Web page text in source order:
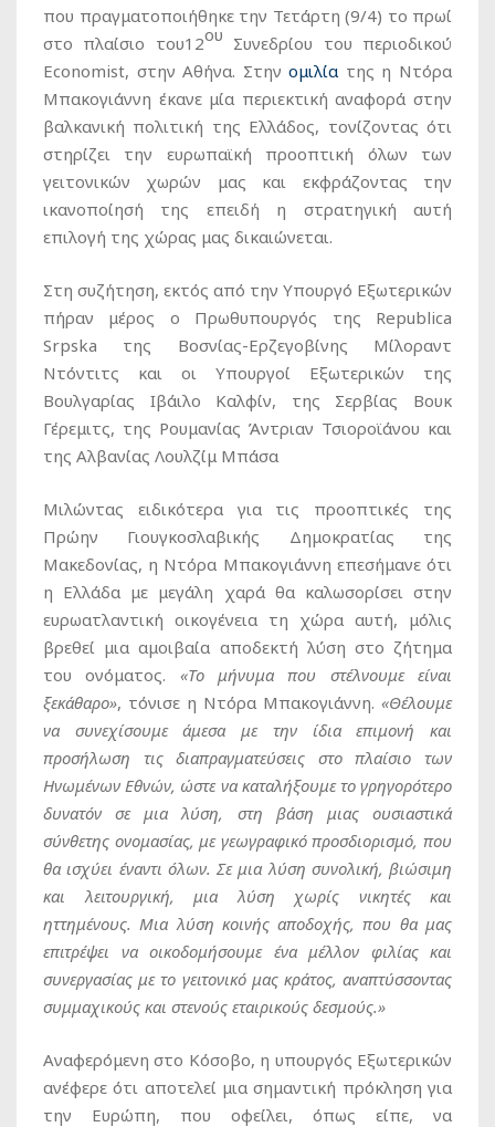
που πραγματοποιήθηκε την Τετάρτη (9/4) το πρωί
στο πλαίσιο του12ου Συνεδρίου του περιοδικού
Economist, στην Αθήνα. Στηνομιλία της η Ντόρα
Μπακογιάννη έκανε μία περιεκτική αναφορά στην
βαλκανική πολιτική της Ελλάδος, τονίζοντας ότι
στηρίζει την ευρωπαϊκή προοπτική όλων των
γειτονικών χωρών μας και εκφράζοντας την
ικανοποίησή της επειδή η στρατηγική αυτή
επιλογή της χώρας μας δικαιώνεται.
Στη συζήτηση, εκτός από την Υπουργό Εξωτερικών
πήραν μέρος ο Πρωθυπουργός της Republica
Srpska της Βοσνίας-Ερζεγοβίνης Μίλοραντ
Ντόντιτς και οι Υπουργοί Εξωτερικών της
Βουλγαρίας Ιβάιλο Καλφίν, της Σερβίας Βουκ
Γέρεμιτς, της Ρουμανίας Άντριαν Τσιοροϊάνου και
της Αλβανίας Λουλζίμ Μπάσα
Μιλώντας ειδικότερα για τις προοπτικές της
Πρώην Γιουγκοσλαβικής Δημοκρατίας της
Μακεδονίας, η Ντόρα Μπακογιάννη επεσήμανε ότι
η Ελλάδα με μεγάλη χαρά θα καλωσορίσει στην
ευρωατλαντική οικογένεια τη χώρα αυτή, μόλις
βρεθεί μια αμοιβαία αποδεκτή λύση στο ζήτημα
του ονόματος. «Το μήνυμα που στέλνουμε είναι
ξεκάθαρο», τόνισε η Ντόρα Μπακογιάννη. «Θέλουμε
να συνεχίσουμε άμεσα με την ίδια επιμονή και
προσήλωση τις διαπραγματεύσεις στο πλαίσιο των
Ηνωμένων Εθνών, ώστε να καταλήξουμε το γρηγορότερο
δυνατόν σε μια λύση, στη βάση μιας ουσιαστικά
σύνθετης ονομασίας, με γεωγραφικό προσδιορισμό, που
θα ισχύει έναντι όλων. Σε μια λύση συνολική, βιώσιμη
και λειτουργική, μια λύση χωρίς νικητές και
ηττημένους. Μια λύση κοινής αποδοχής, που θα μας
επιτρέψει να οικοδομήσουμε ένα μέλλον φιλίας και
συνεργασίας με το γειτονικό μας κράτος, αναπτύσσοντας
συμμαχικούς και στενούς εταιρικούς δεσμούς.»
Αναφερόμενη στο Κόσοβο, η υπουργός Εξωτερικών
ανέφερε ότι αποτελεί μια σημαντική πρόκληση για
την Ευρώπη, που οφείλει, όπως είπε, να